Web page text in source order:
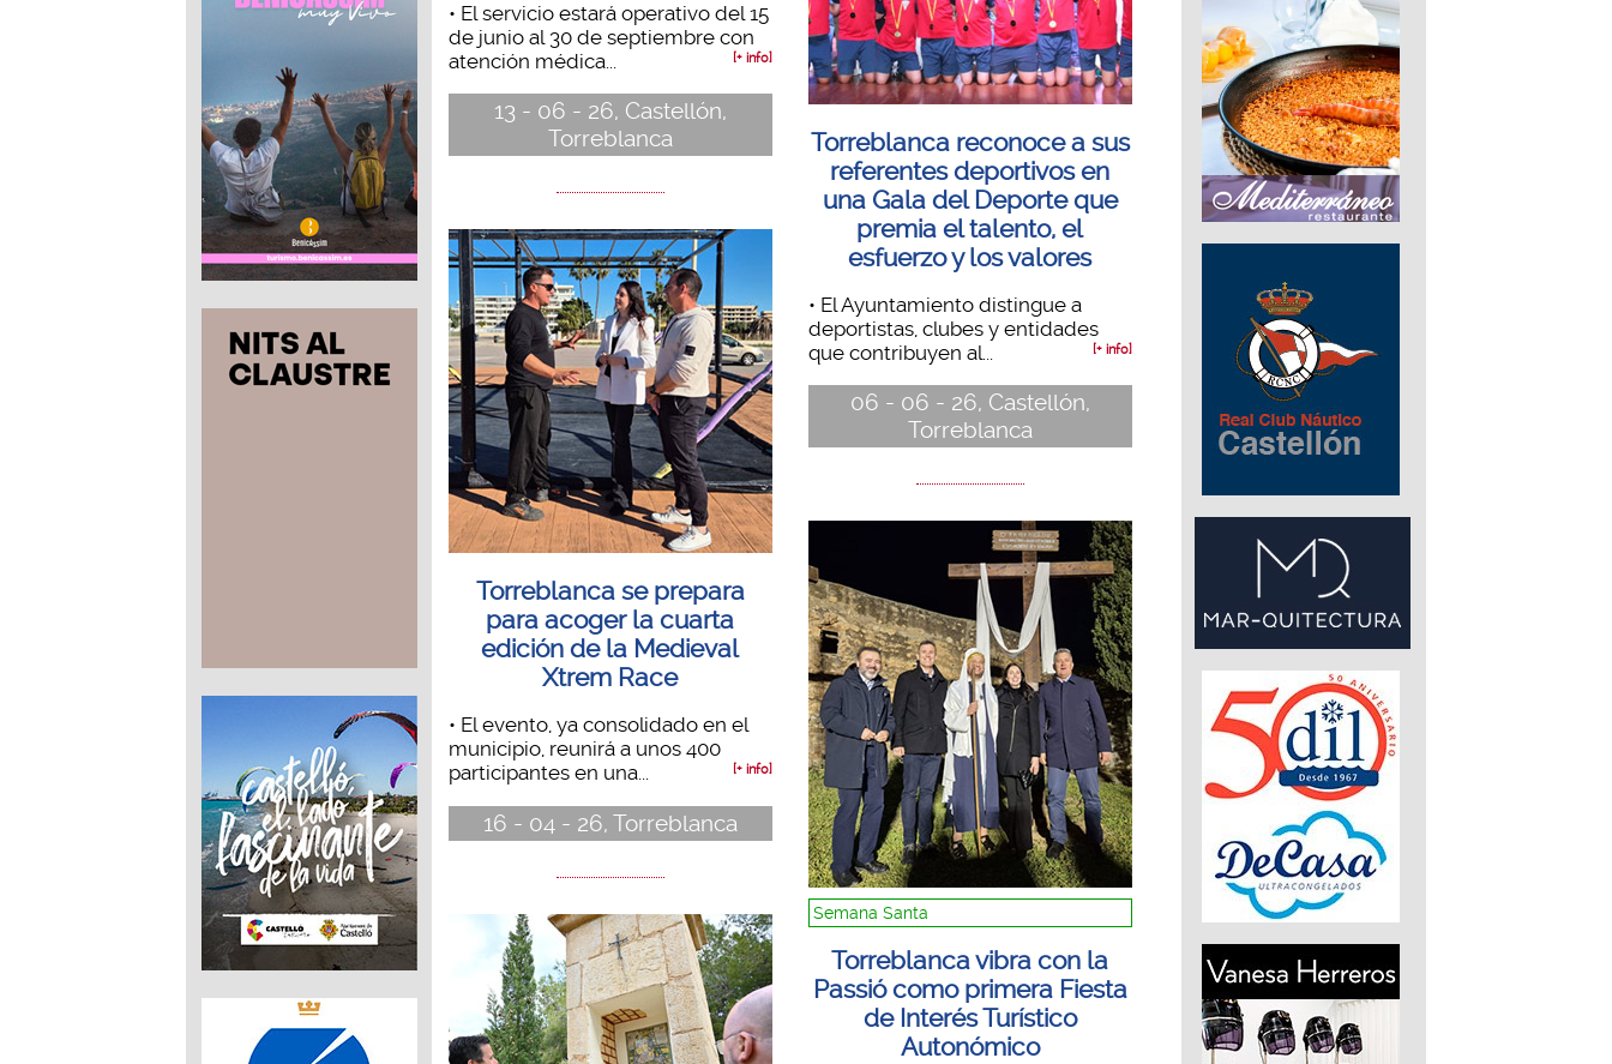
• El servicio estará operativo del 15
de junio al 30 de septiembre con
atención médica...
[+ info]
13 - 06 - 26, Castellón,
Torreblanca
Torreblanca se prepara
para acoger la cuarta
edición de la Medieval
Xtrem Race
• El evento, ya consolidado en el
municipio, reunirá a unos 400
participantes en una...
[+ info]
16 - 04 - 26, Torreblanca
Torreblanca reconoce a sus
referentes deportivos en
una Gala del Deporte que
premia el talento, el
esfuerzo y los valores
• El Ayuntamiento distingue a
deportistas, clubes y entidades
que contribuyen al...
[+ info]
06 - 06 - 26, Castellón,
Torreblanca
Semana Santa
Torreblanca vibra con la
Passió como primera Fiesta
de Interés Turístico
Autonómico